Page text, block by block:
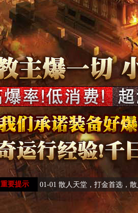
重要提示 01-01 散人天堂，打金首选，